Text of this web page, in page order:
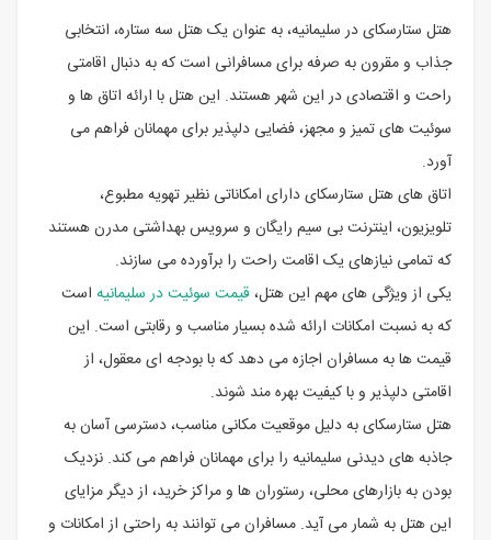
هتل ستارسکای در سلیمانیه، به عنوان یک هتل سه ستاره، انتخابی
جذاب و مقرون به صرفه برای مسافرانی است که به دنبال اقامتی
راحت و اقتصادی در این شهر هستند. این هتل با ارائه اتاق ها و
سوئیت های تمیز و مجهز، فضایی دلپذیر برای مهمانان فراهم می
آورد.
اتاق های هتل ستارسکای دارای امکاناتی نظیر تهویه مطبوع،
تلویزیون، اینترنت بی سیم رایگان و سرویس بهداشتی مدرن هستند
که تمامی نیازهای یک اقامت راحت را برآورده می سازند.
یکی از ویژگی های مهم این هتل، قیمت سوئیت در سلیمانیه است
که به نسبت امکانات ارائه شده بسیار مناسب و رقابتی است. این
قیمت ها به مسافران اجازه می دهد که با بودجه ای معقول، از
اقامتی دلپذیر و با کیفیت بهره مند شوند.
هتل ستارسکای به دلیل موقعیت مکانی مناسب، دسترسی آسان به
جاذبه های دیدنی سلیمانیه را برای مهمانان فراهم می کند. نزدیک
بودن به بازارهای محلی، رستوران ها و مراکز خرید، از دیگر مزایای
این هتل به شمار می آید. مسافران می توانند به راحتی از امکانات و